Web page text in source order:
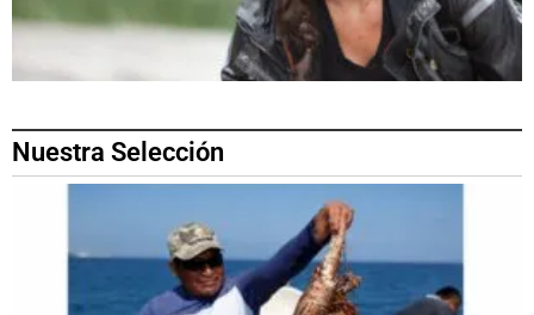
Nuestra Selección